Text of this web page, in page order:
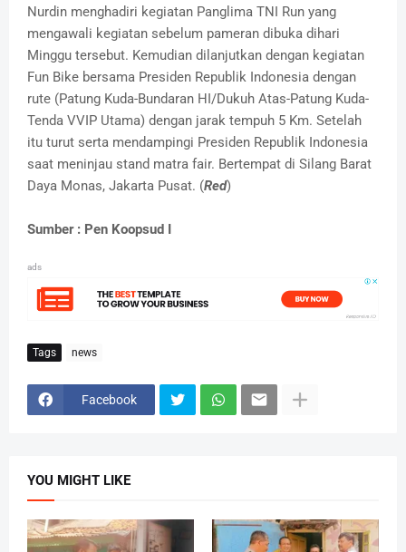
Nurdin menghadiri kegiatan Panglima TNI Run yang
mengawali kegiatan sebelum pameran dibuka dihari
Minggu tersebut. Kemudian dilanjutkan dengan kegiatan
Fun Bike bersama Presiden Republik Indonesia dengan
rute (Patung Kuda-Bundaran HI/Dukuh Atas-Patung Kuda-
Tenda VVIP Utama) dengan jarak tempuh 5 Km. Setelah
itu turut serta mendampingi Presiden Republik Indonesia
saat meninjau stand matra fair. Bertempat di Silang Barat
Daya Monas, Jakarta Pusat. (Red)
Sumber : Pen Koopsud I
ads
Tags news
Facebook
YOU MIGHT LIKE